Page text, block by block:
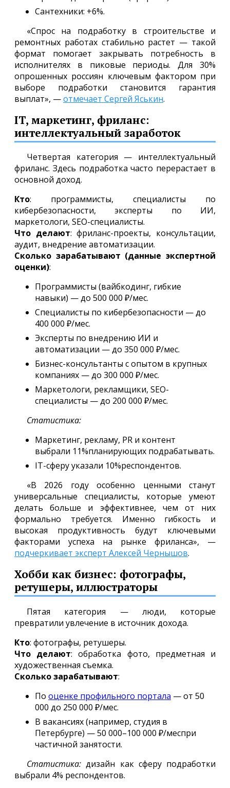
Сантехники: +6%.
«Спрос на подработку в строительстве и
ремонтных работах стабильно растет — такой
формат помогает закрывать потребность в
исполнителях в пиковые периоды. Для 30%
опрошенных россиян ключевым фактором при
выборе подработки становится гарантия
выплат», —отмечает Сергей Яськин.
IT, маркетинг, фриланс:
интеллектуальный заработок
Четвертая категория — интеллектуальный
фриланс. Здесь подработка часто перерастает в
основной доход.
Кто: программисты, специалисты по
кибербезопасности, эксперты по ИИ,
маркетологи, SEO-специалисты.
Что делают: фриланс-проекты, консультации,
аудит, внедрение автоматизации.
Сколько зарабатывают (данные экспертной
оценки):
Программисты (вайбкодинг, гибкие
навыки) — до 500 000 ₽/мес.
Специалисты по кибербезопасности — до
400 000 ₽/мес.
Эксперты по внедрению ИИ и
автоматизации — до 350 000 ₽/мес.
Бизнес-консультанты с опытом в крупных
компаниях — до 300 000 ₽/мес.
Маркетологи, рекламщики, SEO-
специалисты — до 200 000 ₽/мес.
Статистика:
Маркетинг, рекламу, PR и контент
выбрали 11%планирующих подрабатывать.
IT-сферу указали 10%респондентов.
«В 2026 году особенно ценными станут
универсальные специалисты, которые умеют
делать больше и эффективнее, чем от них
формально требуется. Именно гибкость и
высокая продуктивность будут ключевыми
факторами успеха на рынке фриланса», —
подчеркивает эксперт Алексей Чернышов.
Хобби как бизнес: фотографы,
ретушеры, иллюстраторы
Пятая категория — люди, которые
превратили увлечение в источник дохода.
Кто: фотографы, ретушеры.
Что делают: обработка фото, предметная и
художественная съемка.
Сколько зарабатывают:
По оценке профильного портала — от 50
000 до 250 000 ₽/мес.
В вакансиях (например, студия в
Петербурге) — 50 000–100 000 ₽/меспри
частичной занятости.
Статистика: дизайн как сферу подработки
выбрали 4% респондентов.